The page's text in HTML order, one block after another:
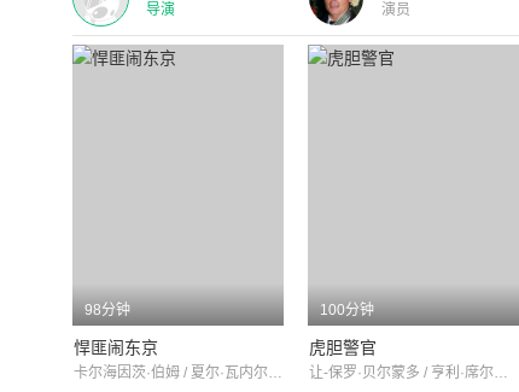
导演 演员
98分钟
悍匪闹东京
卡尔海因茨·伯姆 / 夏尔·瓦内尔 / 芭芭拉·拉斯
100分钟
虎胆警官
让-保罗·贝尔蒙多 / 亨利·席尔瓦 / 皮埃尔·韦尼耶